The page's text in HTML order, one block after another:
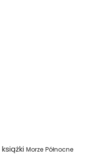
książki Morze Północne